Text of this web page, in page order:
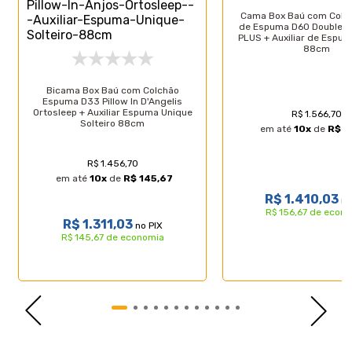
- Revestimento: Material Sintético;
- Garantia: 3 meses;
- Dimensões do produto (larg. x comp. x alt.) Solteiro:
88x188x44cm.
Importante, as cores podem variar conforme a tela; Não
oferecemos montagem; recomendamos profissionais
qualificados. Confira as dimensões para transporte em
especiais. Por se tratar de um produto de uso íntimo e
pessoal, só aceitaremos devoluções por arrependimento
Especificações Técnicas Colchão:
Bicama Box Baú com Colchão
Espuma D33 Pillow In D'Angelis
Ortosleep + Auxiliar Espuma Unique
Solteiro 88cm
R$ 1.456,70
em até 10xde R$ 145,67
R$ 1.311,03no PIX
R$ 145,67 de economia
Cama Box Baú com
de Espuma D60 Double
PLUS + Auxiliar de
88cm
R$ 1.566,70
em até 10xde R$
R$ 1.410,03
R$ 156,67 de